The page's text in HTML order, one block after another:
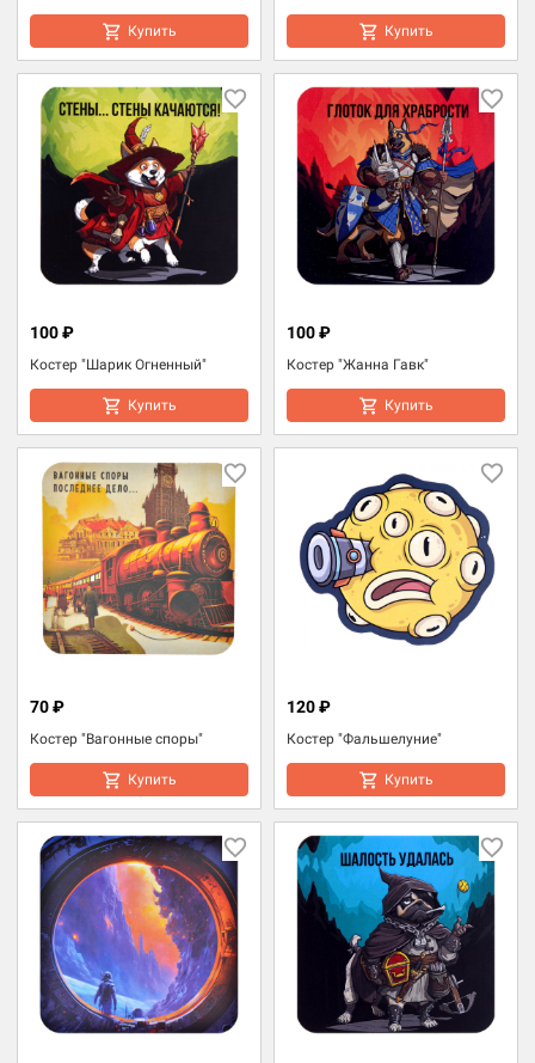
Купить Купить
Костер "Шарик Огненный"
100 ₽
Купить
Костер "Жанна Гавк"
100 ₽
Купить
Костер "Вагонные споры"
70 ₽
Купить
Костер "Фальшелуние"
120 ₽
Купить